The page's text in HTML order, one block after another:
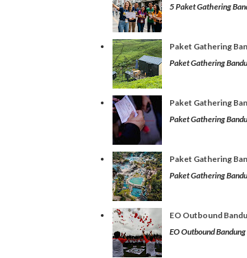
5 Paket Gathering
Paket Gathering
Paket Gathering
Paket Gathering
Paket Gathering
Paket Gathering
Paket Gathering
EO Outbound
EO Outbound